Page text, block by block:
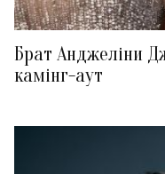
Брат Анджеліни
камінг-аут